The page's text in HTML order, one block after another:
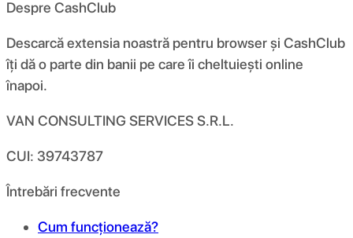
Despre CashClub
Descarcă extensia noastră pentru browser și CashClub
îți dă o parte din banii pe care îi cheltuiești online
înapoi.
VAN CONSULTING SERVICES S.R.L.
CUI: 39743787
Întrebări frecvente
Cum funcționează?